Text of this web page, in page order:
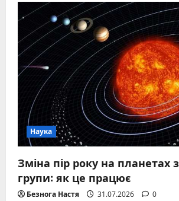
берези
від
наукових
до
народних
Наука
Зміна пір року на планетах
групи: як це працює
Безнога Настя 31.07.2026 0